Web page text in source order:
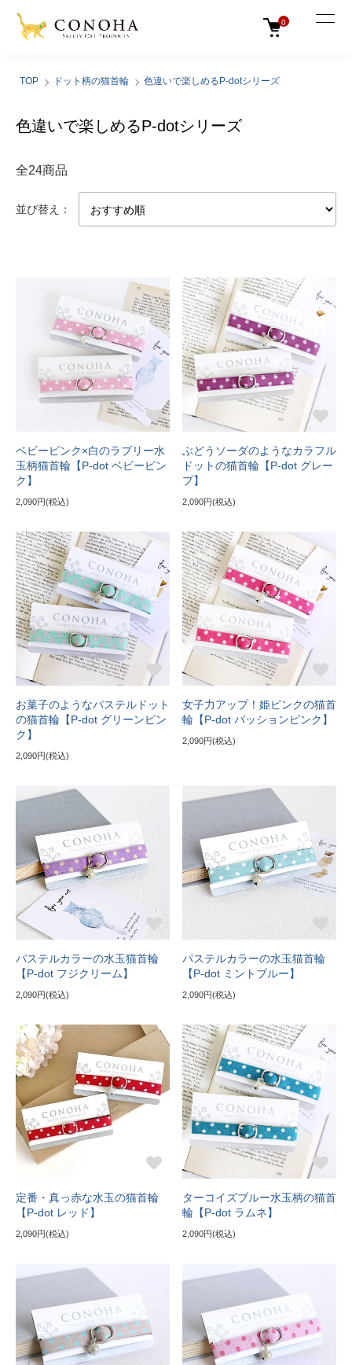
0
TOP ドット柄の猫首輪 色違いで楽しめるP-dotシリーズ
色違いで楽しめるP-dotシリーズ
全24商品
並び替え：
ベビーピンク×白のラブリー水
玉柄猫首輪【P-dot ベビーピン
ク】
2,090円(税込)
ぶどうソーダのようなカラフル
ドットの猫首輪【P-dot グレー
プ】
2,090円(税込)
お菓子のようなパステルドット
の猫首輪【P-dot グリーンピン
ク】
2,090円(税込)
女子力アップ！姫ピンクの猫首
輪【P-dot パッションピンク】
2,090円(税込)
パステルカラーの水玉猫首輪
【P-dot フジクリーム】
2,090円(税込)
パステルカラーの水玉猫首輪
【P-dot ミントブルー】
2,090円(税込)
定番・真っ赤な水玉の猫首輪
【P-dot レッド】
2,090円(税込)
ターコイズブルー水玉柄の猫首
輪【P-dot ラムネ】
2,090円(税込)